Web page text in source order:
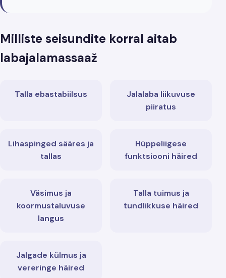
Milliste seisundite korral aitab
labajalamassaaž
Talla ebastabiilsus
Jalalaba liikuvuse
piiratus
Lihaspinged sääres ja
tallas
Hüppeliigese
funktsiooni häired
Väsimus ja
koormustaluvuse
langus
Talla tuimus ja
tundlikkuse häired
Jalgade külmus ja
vereringe häired